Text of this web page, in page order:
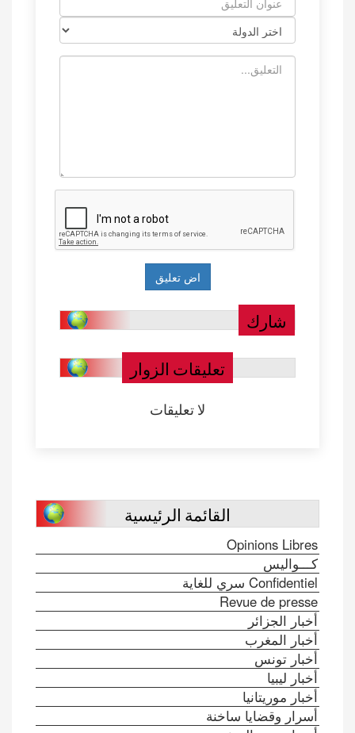
شارك
تعليقات الزوار
لا تعليقات
القائمة الرئيسية
Opinions Libres
كـــواليس
Confidentiel سري للغاية
Revue de presse
أخبار الجزائر
أخبار المغرب
أخبار تونس
أخبار ليبيا
أخبار موريتانيا
أسرار وقضايا ساخنة